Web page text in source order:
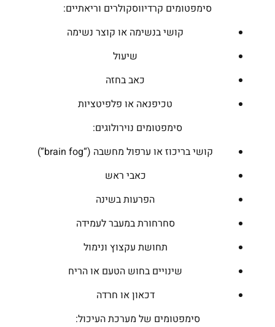
סימפטומים קרדיווסקולרים וריאתיים:
קושי בנשימה או קוצר נשימה
שיעול
כאב בחזה
טכיפנאה או פלפיטציות
סימפטומים נוירולוגים:
קושי בריכוז או ערפול מחשבה (“brain fog”)
כאבי ראש
הפרעות בשינה
סחרחורת במעבר לעמידה
תחושת עקצוץ ונימול
שינויים בחוש הטעם או הריח
דכאון או חרדה
סימפטומים של מערכת העיכול: